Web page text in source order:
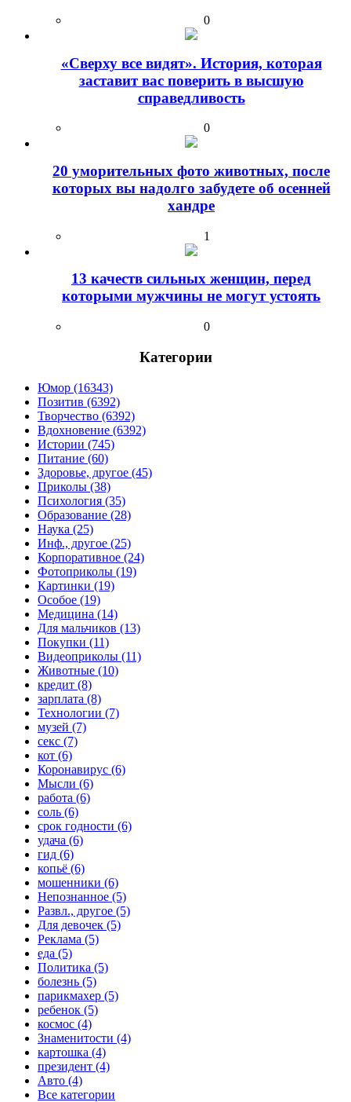
0
«Сверху все видят». История, которая
заставит вас поверить в высшую
справедливость
0
20 уморительных фото животных, после
которых вы надолго забудете об осенней
хандре
1
13 качеств сильных женщин, перед
которыми мужчины не могут устоять
0
Категории
Юмор (16343)
Позитив (6392)
Творчество (6392)
Вдохновение (6392)
Истории (745)
Питание (60)
Здоровье, другое (45)
Приколы (38)
Психология (35)
Образование (28)
Наука (25)
Инф., другое (25)
Корпоративное (24)
Фотоприколы (19)
Картинки (19)
Особое (19)
Медицина (14)
Для мальчиков (13)
Покупки (11)
Видеоприколы (11)
Животные (10)
кредит (8)
зарплата (8)
Технологии (7)
музей (7)
секс (7)
кот (6)
Коронавирус (6)
Мысли (6)
работа (6)
соль (6)
срок годности (6)
удача (6)
гид (6)
копьё (6)
мошенники (6)
Непознанное (5)
Развл., другое (5)
Для девочек (5)
Реклама (5)
еда (5)
Политика (5)
болезнь (5)
парикмахер (5)
ребенок (5)
космос (4)
Знаменитости (4)
картошка (4)
президент (4)
Авто (4)
Все категории